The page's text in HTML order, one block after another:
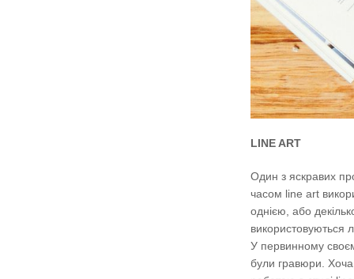
LINE ART
Один з яскравих
часом line art
однією, або
використовуються
У первинному
були гравюри.